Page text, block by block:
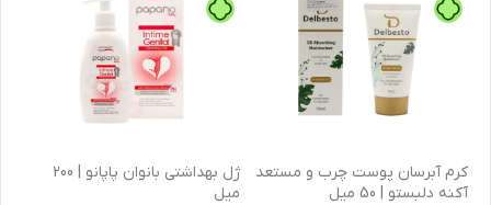
كرم آبرسان پوست چرب و مستعد
آکنه دلبستو | 50 میل
ژل بهداشتی بانوان پاپانو | 200
میل